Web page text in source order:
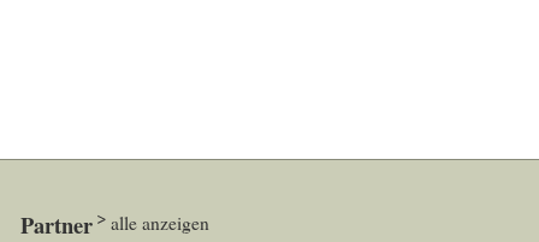
Partner alle anzeigen